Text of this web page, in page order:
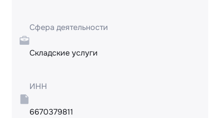
Сфера деятельности
Складские услуги
ИНН
6670379811